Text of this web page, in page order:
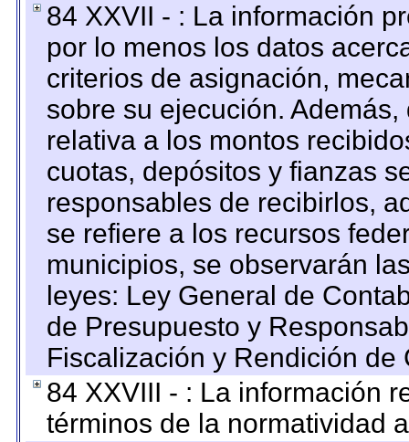
84 XXVII - : La información
por lo menos los datos
criterios de asignación,
sobre su ejecución.
relativa a los montos
cuotas, depósitos y fianzas
responsables de recibirlos,
se refiere a los recursos
municipios, se observarán
leyes: Ley General de
de Presupuesto y
Fiscalización y Rendición
84 XXVIII - : La información
términos de la normatividad